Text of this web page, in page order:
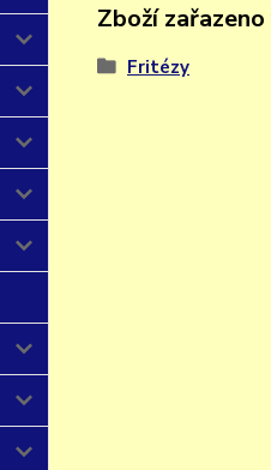
Zboží
Fritézy